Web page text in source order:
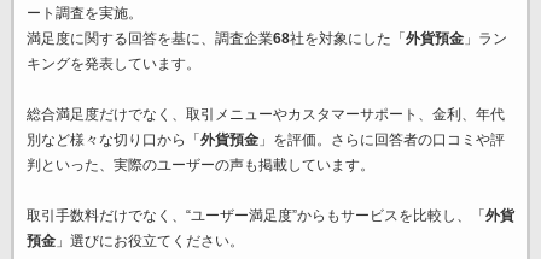
ート調査を実施。
満足度に関する回答を基に、調査企業68社を対象にした「外貨預金」ラン
キングを発表しています。
総合満足度だけでなく、取引メニューやカスタマーサポート、金利、年代
別など様々な切り口から「外貨預金」を評価。さらに回答者の口コミや評
判といった、実際のユーザーの声も掲載しています。
取引手数料だけでなく、“ユーザー満足度”からもサービスを比較し、「外貨
預金」選びにお役立てください。